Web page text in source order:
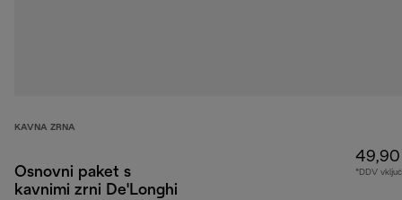
KAVNA ZRNA
Osnovni paket s
kavnimi zrni De'Longhi
*DDV